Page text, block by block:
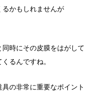
かもしれませんが
時にその皮膜をはがして
るんですね。
の非常に重要なポイント